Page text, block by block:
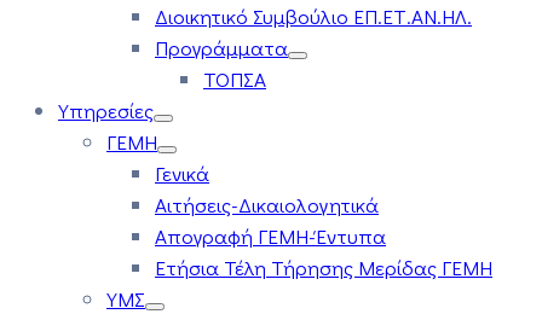
Διοικητικό Συμβούλιο ΕΠ.ΕΤ.ΑΝ.ΗΛ.
Προγράμματα
ΤΟΠΣΑ
Υπηρεσίες
ΓΕΜΗ
Γενικά
Αιτήσεις-Δικαιολογητικά
Απογραφή ΓΕΜΗ-Έντυπα
Ετήσια Τέλη Τήρησης Μερίδας ΓΕΜΗ
ΥΜΣ